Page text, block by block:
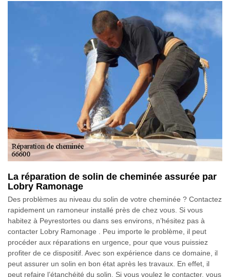
La réparation de solin de cheminée assurée par
Lobry Ramonage
Des problèmes au niveau du solin de votre cheminée ? Contactez
rapidement un ramoneur installé près de chez vous. Si vous
habitez à Peyrestortes ou dans ses environs, n’hésitez pas à
contacter Lobry Ramonage . Peu importe le problème, il peut
procéder aux réparations en urgence, pour que vous puissiez
profiter de ce dispositif. Avec son expérience dans ce domaine, il
peut assurer un solin en bon état après les travaux. En effet, il
peut refaire l’étanchéité du solin. Si vous voulez le contacter, vous